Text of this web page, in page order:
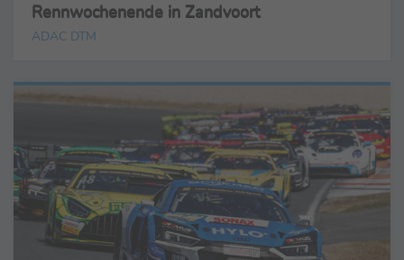
Rennwochenende in Zandvoort
ADAC DTM